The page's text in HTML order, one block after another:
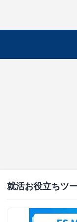
就活お役立ちツ